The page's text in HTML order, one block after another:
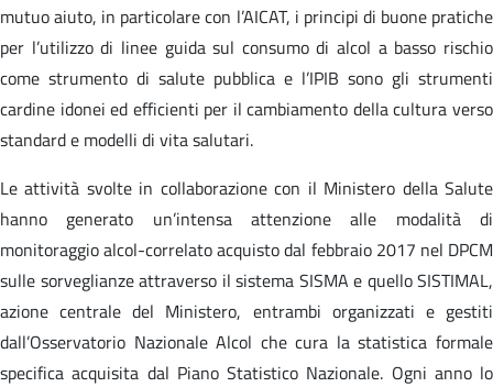
mutuo aiuto, in particolare con l’AICAT, i principi di buone pratiche
per l’utilizzo di linee guida sul consumo di alcol a basso rischio
come strumento di salute pubblica e l’IPIB sono gli strumenti
cardine idonei ed efficienti per il cambiamento della cultura verso
standard e modelli di vita salutari.
Le attività svolte in collaborazione con il Ministero della Salute
hanno generato un’intensa attenzione alle modalità di
monitoraggio alcol-correlato acquisto dal febbraio 2017 nel DPCM
sulle sorveglianze attraverso il sistema SISMA e quello SISTIMAL,
azione centrale del Ministero, entrambi organizzati e gestiti
dall’Osservatorio Nazionale Alcol che cura la statistica formale
specifica acquisita dal Piano Statistico Nazionale. Ogni anno lo